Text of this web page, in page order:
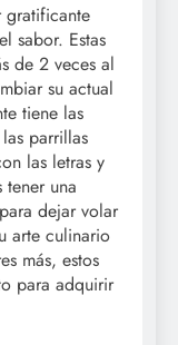
gratificante
sabor. Estas
de 2 veces al
su actual
tiene las
parrillas
las letras y
una
dejar volar
arte culinario
más, estos
para adquirir